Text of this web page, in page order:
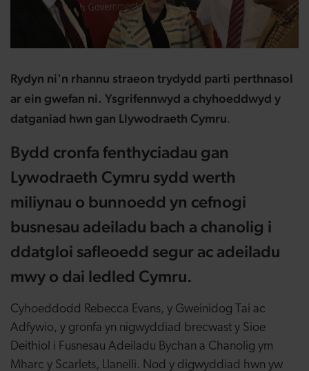
Rydyn ni'n rhannu straeon trydydd parti perthnasol
ar ein gwefan ni. Ysgrifennwyd a chyhoeddwyd y
datganiad hwn gan Llywodraeth Cymru.
Bydd cronfa fenthyciadau gan
Lywodraeth Cymru sydd werth
miliynau o bunnoedd yn cefnogi
busnesau adeiladu bach a chanolig i
ddatgloi safleoedd segur ac adeiladu
mwy o dai ledled Cymru.
Cyhoeddodd Rebecca Evans, y Gweinidog Tai ac
Adfywio, y gronfa yn nigwyddiad brecwast y Sioe
Deithiol i Fusnesau Adeiladu Bychan a Chanolig ym
Mharc y Scarlets, Llanelli. Nod y digwyddiad hwn yw